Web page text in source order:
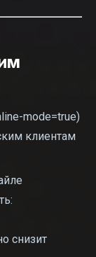
mode=true)
клиентам
снизит